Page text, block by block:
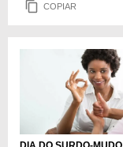
COPIAR